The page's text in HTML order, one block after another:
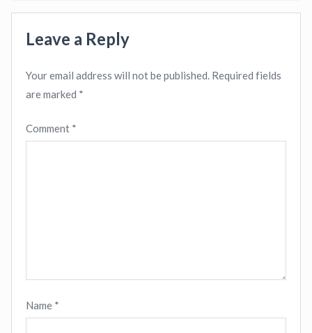
Leave a Reply
Your email address will not be published. Required fields
are marked *
Comment *
Name *